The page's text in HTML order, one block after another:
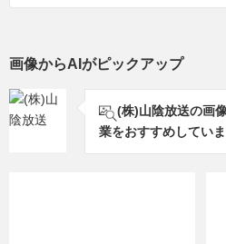
画像からAIがピックアップ
(株)山陰放送の画
業をおすすめしていま